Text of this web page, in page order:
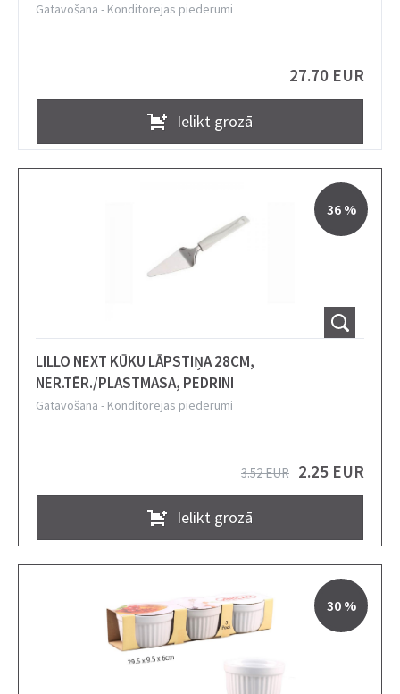
Gatavošana - Konditorejas piederumi
27.70 EUR
Ielikt grozā
36 %
LILLO NEXT KŪKU LĀPSTIŅA 28CM,
NER.TĒR./PLASTMASA, PEDRINI
Gatavošana - Konditorejas piederumi
2.25 EUR
3.52 EUR
Ielikt grozā
30 %